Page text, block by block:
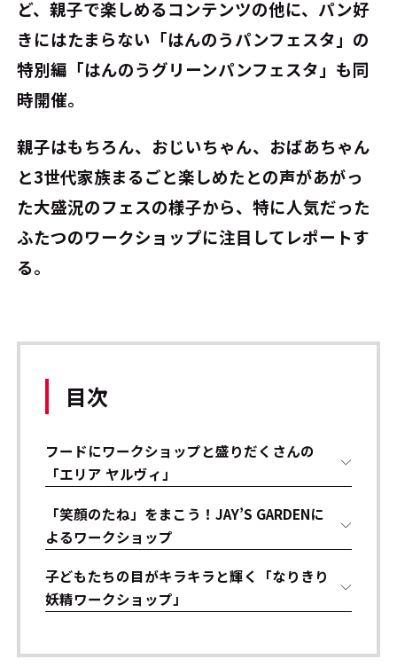
ど、親子で楽しめるコンテンツの他に、パン好
きにはたまらない「はんのうパンフェスタ」の
特別編「はんのうグリーンパンフェスタ」も同
時開催。
親子はもちろん、おじいちゃん、おばあちゃん
と3世代家族まるごと楽しめたとの声があがっ
た大盛況のフェスの様子から、特に人気だった
ふたつのワークショップに注目してレポートす
る。
目次
フードにワークショップと盛りだくさんの
「エリア ヤルヴィ」
「笑顔のたね」をまこう！JAY’S GARDENに
よるワークショップ
子どもたちの目がキラキラと輝く「なりきり
妖精ワークショップ」